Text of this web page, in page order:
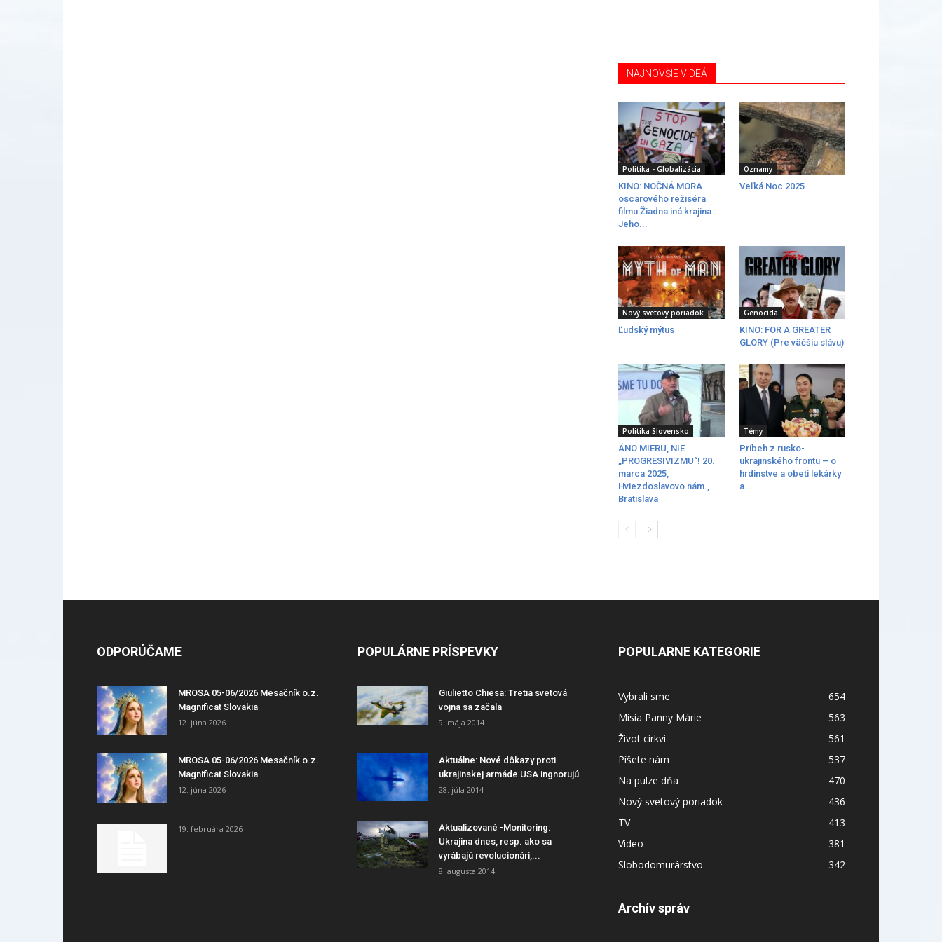
NAJNOVŠIE VIDEÁ
Politika - Globalizácia
KINO: NOČNÁ MORA
oscarového režiséra
filmu Žiadna iná krajina :
Jeho...
Oznamy
Veľká Noc 2025
Nový svetový poriadok
Ľudský mýtus
Genocída
KINO: FOR A GREATER
GLORY (Pre väčšiu slávu)
Politika Slovensko
ÁNO MIERU, NIE
„PROGRESIVIZMU“! 20.
marca 2025,
Hviezdoslavovo nám.,
Bratislava
Témy
Príbeh z rusko-
ukrajinského frontu – o
hrdinstve a obeti lekárky
a...
ODPORÚČAME
MROSA 05-06/2026 Mesačník o.z.
Magnificat Slovakia
12. júna 2026
MROSA 05-06/2026 Mesačník o.z.
Magnificat Slovakia
12. júna 2026
19. februára 2026
POPULÁRNE PRÍSPEVKY
Giulietto Chiesa: Tretia svetová
vojna sa začala
9. mája 2014
Aktuálne: Nové dôkazy proti
ukrajinskej armáde USA ingnorujú
28. júla 2014
Aktualizované -Monitoring:
Ukrajina dnes, resp. ako sa
vyrábajú revolucionári,...
8. augusta 2014
POPULÁRNE KATEGÓRIE
Vybrali sme
654
Misia Panny Márie
563
Život cirkvi
561
Píšete nám
537
Na pulze dňa
470
Nový svetový poriadok
436
TV
413
Video
381
Slobodomurárstvo
342
Archív správ